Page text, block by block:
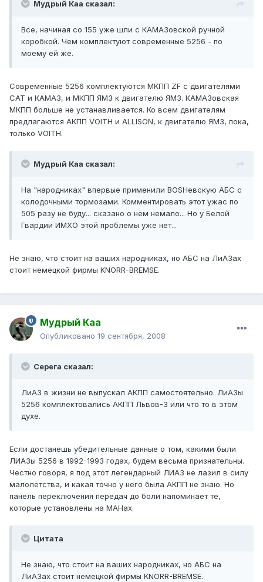
Мудрый Каа сказал:
Все, начиная со 155 уже шли с КАМАЗовской ручной
коробкой. Чем комплектуют современные 5256 - по
моему ей же.
Современные 5256 комплектуются МКПП ZF c двигателями
САТ и КАМАЗ, и МКПП ЯМЗ к двигателю ЯМЗ. КАМАЗовская
МКПП больше не устанавливается. Ко всем двигателям
предлагаются АКПП VOITH и ALLISON, к двигателю ЯМЗ, пока,
только VOITH.
Мудрый Каа сказал:
На "народниках" впервые применили BOSHевскую АБС с
колодочными тормозами. Комментировать этот ужас по
505 разу не буду... сказано о нем немало... Но у Белой
Гвардии ИМХО этой проблемы уже нет...
Не знаю, что стоит на ваших народниках, но АБС на ЛиАЗах
стоит немецкой фирмы KNORR-BREMSE.
Мудрый Каа
Опубликовано 19 сентября, 2008
Серега сказал:
ЛиАЗ в жизни не выпускал АКПП самостоятельно. ЛиАЗы
5256 комплектовались АКПП Львов-3 или что то в этом
духе.
Если достанешь убедительные данные о том, какими были
ЛИАЗы 5256 в 1992-1993 годах, будем весьма признательны.
Честно говоря, я под этот легендарный ЛИАЗ не лазил в силу
малолетства, и какая точно у него была АКПП не знаю. Но
панель переключения передач до боли напоминает те,
которые установлены на МАНах.
Цитата
Не знаю, что стоит на ваших народниках, но АБС на
ЛиАЗах стоит немецкой фирмы KNORR-BREMSE.